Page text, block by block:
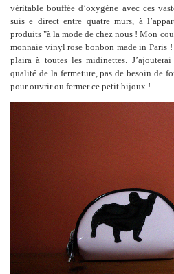
véritable bouffée d’oxygène avec ces
suis e direct entre quatre murs, à
produits "à la mode de chez nous ! Mon
monnaie vinyl rose bonbon made in Paris
plaira à toutes les midinettes.
qualité de la fermeture, pas de besoin de
pour ouvrir ou fermer ce petit bijoux !